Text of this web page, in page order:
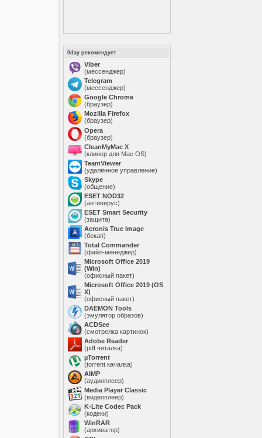
0day рекомендует
Viber
(мессенджер)
Telegram
(мессенджер)
Google Chrome
(браузер)
Mozilla Firefox
(браузер)
Opera
(браузер)
CleanMyMac X
(клинер для Mac OS)
TeamViewer
(удалённое управление)
Skype
(общение)
ESET NOD32
(антивирус)
ESET Smart Security
(защита)
Acronis True Image
(бекап)
Total Commander
(файл-менеджер)
Microsoft Office 2019
(Win)
(офисный пакет)
Microsoft Office 2019 (OS
X)
(офисный пакет)
DAEMON Tools
(эмулятор образов)
ACDSee
(смотрелка картинок)
Adobe Reader
(pdf читалка)
µTorrent
(torrent качалка)
AIMP
(аудиоплеер)
Media Player Classic
(видеоплеер)
K-Lite Codec Pack
(кодеки)
WinRAR
(архиватор)